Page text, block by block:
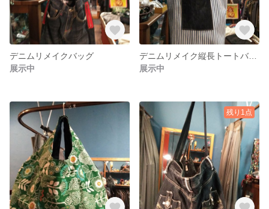
デニムリメイクバッグ
展示中
デニムリメイク縦長トートバッグ
展示中
残り1点